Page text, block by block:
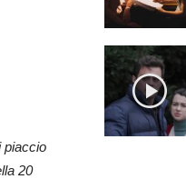
piaccio
20